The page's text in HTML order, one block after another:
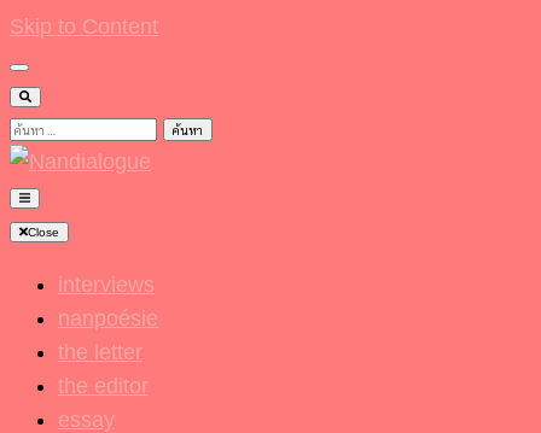
Skip to Content
ค้นหา
สำหรับ:
Nandialogue
Close
interviews
nanpoésie
the letter
the editor
essay